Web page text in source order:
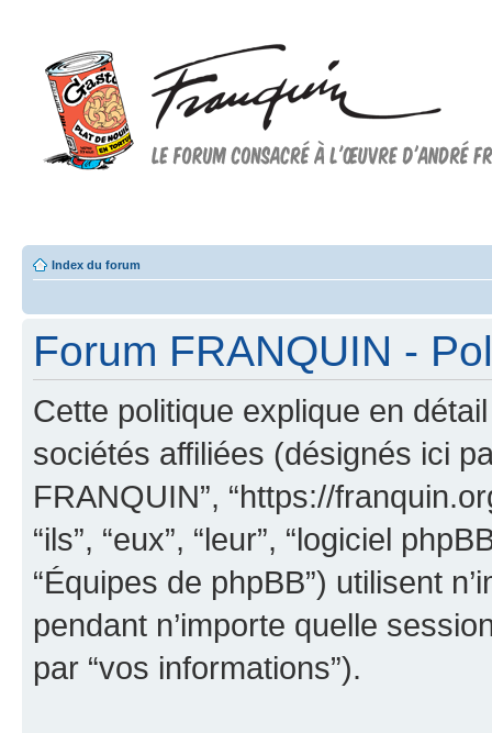
Index du forum
Forum FRANQUIN -
Cette politique explique en
sociétés affiliées (désignés ici
FRANQUIN”, “https://
“ils”, “eux”, “leur”, “logiciel
“Équipes de phpBB”) utilisent
pendant n’importe quelle
par “vos informations”).